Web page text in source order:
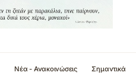
Νέα - Ανακοινώσεις Σημαντικά